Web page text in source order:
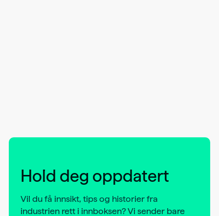
Hold deg oppdatert
Vil du få innsikt, tips og historier fra
industrien rett i innboksen? Vi sender bare